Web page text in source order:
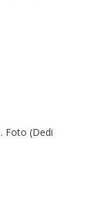
Foto (Dedi